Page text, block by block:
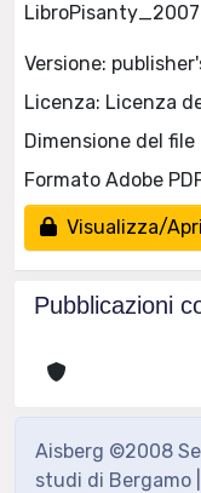
Versione:
Licenza: Licenza
Dimensione del file
Formato Adobe
Visualizza/Apri
Pubblicazioni
Aisberg ©2008
studi di Bergamo |